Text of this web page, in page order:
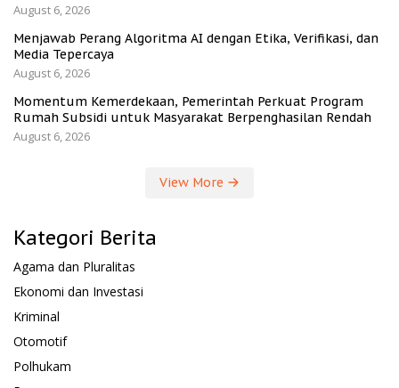
August 6, 2026
Menjawab Perang Algoritma AI dengan Etika, Verifikasi, dan
Media Tepercaya
August 6, 2026
Momentum Kemerdekaan, Pemerintah Perkuat Program
Rumah Subsidi untuk Masyarakat Berpenghasilan Rendah
August 6, 2026
View More
Kategori Berita
Agama dan Pluralitas
Ekonomi dan Investasi
Kriminal
Otomotif
Polhukam